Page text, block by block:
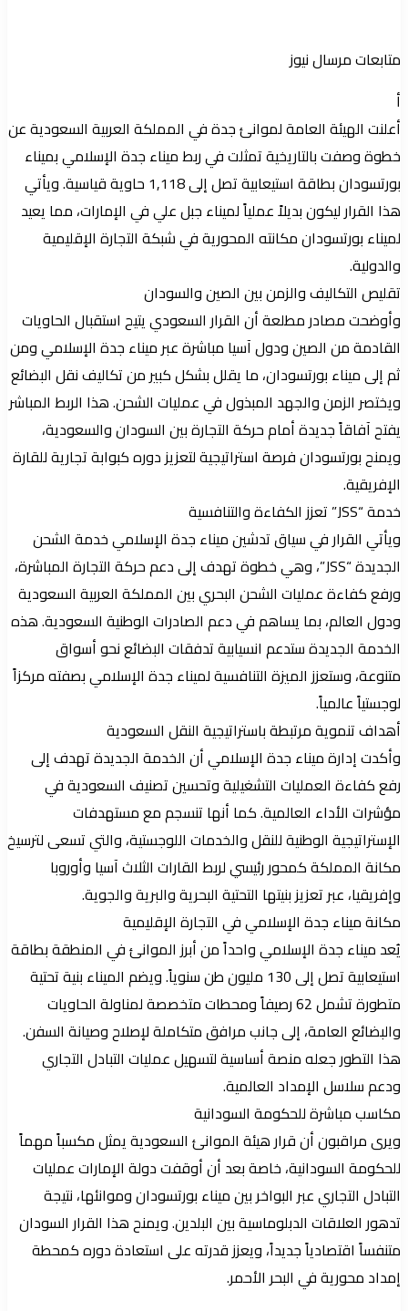
متابعات مرسال نيوز
أ
أعلنت الهيئة العامة لموانئ جدة في المملكة العربية السعودية عن
خطوة وصفت بالتاريخية تمثلت في ربط ميناء جدة الإسلامي بميناء
بورتسودان بطاقة استيعابية تصل إلى 1,118 حاوية قياسية. ويأتي
هذا القرار ليكون بديلاً عملياً لميناء جبل علي في الإمارات، مما يعيد
لميناء بورتسودان مكانته المحورية في شبكة التجارة الإقليمية
والدولية.
تقليص التكاليف والزمن بين الصين والسودان
وأوضحت مصادر مطلعة أن القرار السعودي يتيح استقبال الحاويات
القادمة من الصين ودول آسيا مباشرة عبر ميناء جدة الإسلامي ومن
ثم إلى ميناء بورتسودان، ما يقلل بشكل كبير من تكاليف نقل البضائع
ويختصر الزمن والجهد المبذول في عمليات الشحن. هذا الربط المباشر
يفتح آفاقاً جديدة أمام حركة التجارة بين السودان والسعودية،
ويمنح بورتسودان فرصة استراتيجية لتعزيز دوره كبوابة تجارية للقارة
الإفريقية.
خدمة “JSS” تعزز الكفاءة والتنافسية
ويأتي القرار في سياق تدشين ميناء جدة الإسلامي خدمة الشحن
الجديدة “JSS”، وهي خطوة تهدف إلى دعم حركة التجارة المباشرة،
ورفع كفاءة عمليات الشحن البحري بين المملكة العربية السعودية
ودول العالم، بما يساهم في دعم الصادرات الوطنية السعودية. هذه
الخدمة الجديدة ستدعم انسيابية تدفقات البضائع نحو أسواق
متنوعة، وستعزز الميزة التنافسية لميناء جدة الإسلامي بصفته مركزاً
لوجستياً عالمياً.
أهداف تنموية مرتبطة باستراتيجية النقل السعودية
وأكدت إدارة ميناء جدة الإسلامي أن الخدمة الجديدة تهدف إلى
رفع كفاءة العمليات التشغيلية وتحسين تصنيف السعودية في
مؤشرات الأداء العالمية. كما أنها تنسجم مع مستهدفات
الإستراتيجية الوطنية للنقل والخدمات اللوجستية، والتي تسعى لترسيخ
مكانة المملكة كمحور رئيسي لربط القارات الثلاث آسيا وأوروبا
وإفريقيا، عبر تعزيز بنيتها التحتية البحرية والبرية والجوية.
مكانة ميناء جدة الإسلامي في التجارة الإقليمية
يُعد ميناء جدة الإسلامي واحداً من أبرز الموانئ في المنطقة بطاقة
استيعابية تصل إلى 130 مليون طن سنوياً. ويضم الميناء بنية تحتية
متطورة تشمل 62 رصيفاً ومحطات متخصصة لمناولة الحاويات
والبضائع العامة، إلى جانب مرافق متكاملة لإصلاح وصيانة السفن.
هذا التطور جعله منصة أساسية لتسهيل عمليات التبادل التجاري
ودعم سلاسل الإمداد العالمية.
مكاسب مباشرة للحكومة السودانية
ويرى مراقبون أن قرار هيئة الموانئ السعودية يمثل مكسباً مهماً
للحكومة السودانية، خاصة بعد أن أوقفت دولة الإمارات عمليات
التبادل التجاري عبر البواخر بين ميناء بورتسودان وموانئها، نتيجة
تدهور العلاقات الدبلوماسية بين البلدين. ويمنح هذا القرار السودان
متنفساً اقتصادياً جديداً، ويعزز قدرته على استعادة دوره كمحطة
إمداد محورية في البحر الأحمر.